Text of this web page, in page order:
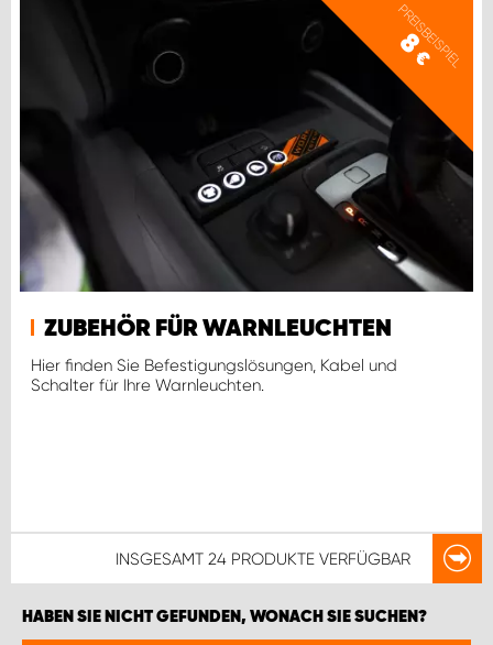
PREISBEISPIEL
8
€
ZUBEHÖR FÜR WARNLEUCHTEN
Hier finden Sie Befestigungslösungen, Kabel und
Schalter für Ihre Warnleuchten.
INSGESAMT 24 PRODUKTE VERFÜGBAR
HABEN SIE NICHT GEFUNDEN, WONACH SIE SUCHEN?